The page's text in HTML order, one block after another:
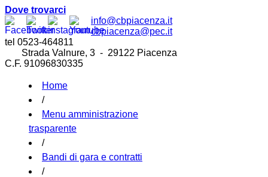
Dove trovarci
info@cbpiacenza.it
cbpiacenza@pec.it
tel 0523-464811
Strada Valnure, 3 - 29122 Piacenza
C.F. 91096830335
Home
/
Menu amministrazione
trasparente
/
Bandi di gara e contratti
/